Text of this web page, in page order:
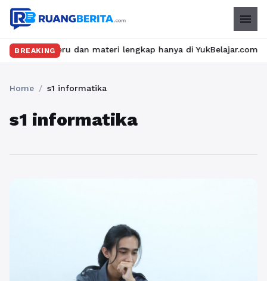
menu
BREAKING
seru dan materi lengkap hanya di YukBelajar.com.
Home / s1 informatika
s1 informatika